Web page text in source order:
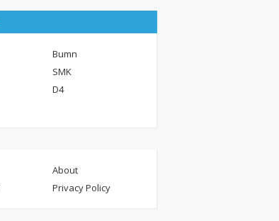
Bumn
SMK
D4
About
Privacy Policy